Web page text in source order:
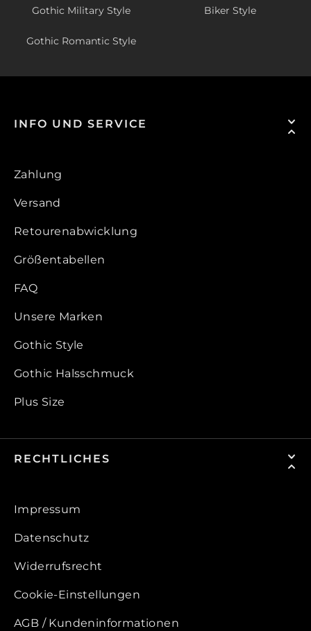
Gothic Military Style Biker Style
Gothic Romantic Style
INFO UND SERVICE
Zahlung
Versand
Retourenabwicklung
Größentabellen
FAQ
Unsere Marken
Gothic Style
Gothic Halsschmuck
Plus Size
RECHTLICHES
Impressum
Datenschutz
Widerrufsrecht
Cookie-Einstellungen
AGB / Kundeninformationen